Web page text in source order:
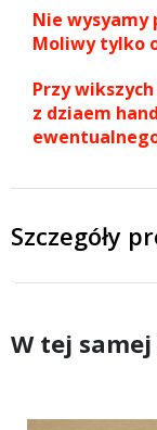
Nie wysyamy
Moliwy tylko
Przy
z dziaem
Szczegóły
W tej